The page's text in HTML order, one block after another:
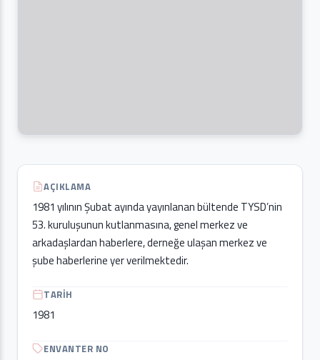
AÇIKLAMA
1981 yılının Şubat ayında yayınlanan bültende TYSD’nin
53. kuruluşunun kutlanmasına, genel merkez ve
arkadaşlardan haberlere, derneğe ulaşan merkez ve
şube haberlerine yer verilmektedir.
TARIH
1981
ENVANTER NO